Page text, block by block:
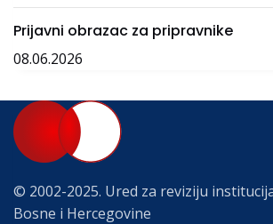
Prijavni obrazac za pripravnike
08.06.2026
© 2002-2025. Ured za reviziju
Bosne i Hercegovine